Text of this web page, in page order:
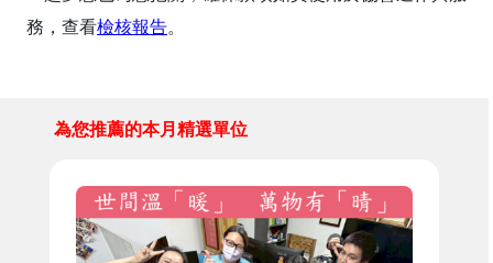
務，查看檢核報告。
為您推薦的本月精選單位